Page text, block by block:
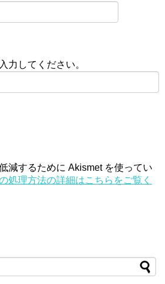
力してください。
減するために Akismet を使ってい
処理方法の詳細はこちらをご覧く